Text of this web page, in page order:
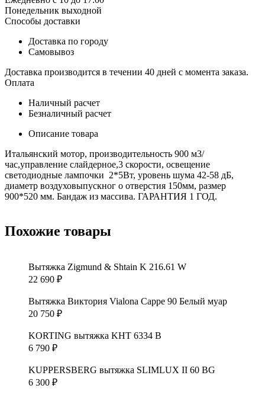
Понедельник выходной
Способы доставки
Доставка по городу
Самовывоз
Доставка производится в течении 40 дней с момента заказа.
Оплата
Наличный расчет
Безналичный расчет
Описание товара
Итальянский мотор, производительность 900 м3/
час,управление слайдерное,3 скорости, освещение
светодиодные лампочки 2*5Вт, уровень шума 42-58 дБ,
диаметр воздуховыпускног о отверстия 150мм, размер
900*520 мм. Бандаж из массива. ГАРАНТИЯ 1 ГОД.
Похожие товары
Вытяжка Zigmund & Shtain K 216.61 W
22 690 ₽
Вытяжка Виктория Vialona Cappe 90 Белый муар
20 750 ₽
KORTING вытяжка KHT 6334 B
6 790 ₽
KUPPERSBERG вытяжка SLIMLUX II 60 BG
6 300 ₽